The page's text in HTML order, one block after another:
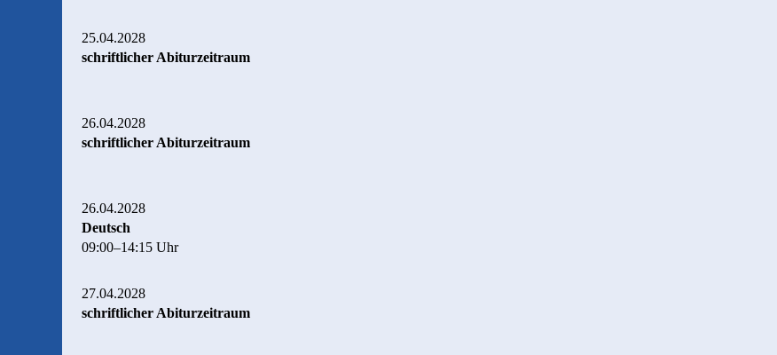
25.04.2028
schriftlicher Abiturzeitraum
26.04.2028
schriftlicher Abiturzeitraum
26.04.2028
Deutsch
09:00–14:15 Uhr
27.04.2028
schriftlicher Abiturzeitraum